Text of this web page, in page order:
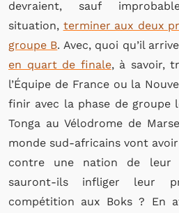
devraient, sauf
situation, terminer aux deux
groupe B. Avec, quoi qu’il
en quart de finale, à savoir,
l’Équipe de France ou la
finir avec la phase de groupe
Tonga au Vélodrome de
monde sud-africains vont
contre une nation de leur
sauront-ils infliger leur
compétition aux Boks ? En